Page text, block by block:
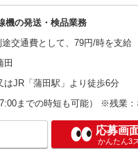
の発送・検品業務
交通費として、79円/時を支
田
はJR「蒲田駅」より徒歩6分
までの時短も可能） ※残業
応募画
かんたん3